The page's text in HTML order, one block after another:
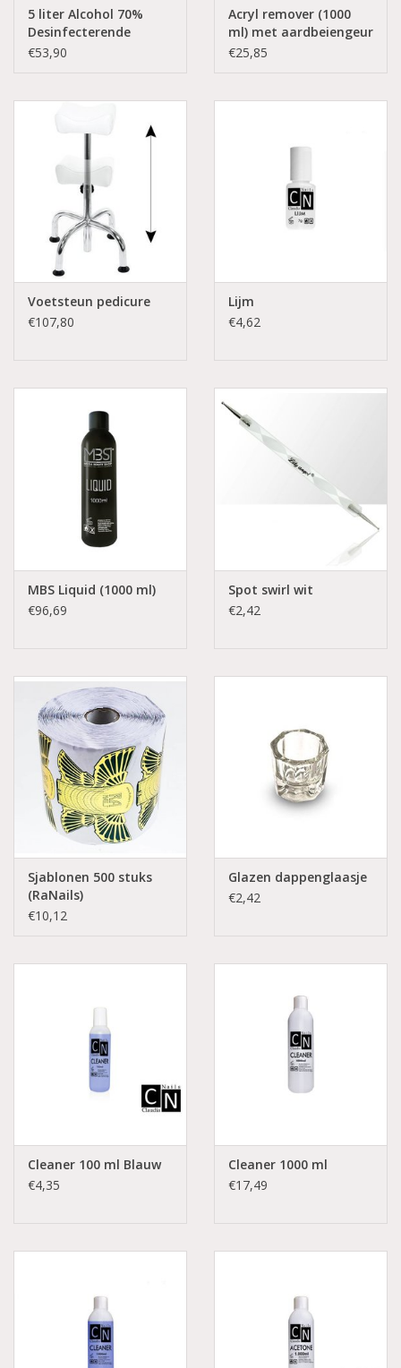
Sanita Klompen
5 liter Alcohol 70%
Desinfecterende
Vloeistof
€53,90
Acryl remover (1000
ml) met aardbeiengeur
€25,85
Voetsteun pedicure
€107,80
Lijm
€4,62
MBS Liquid (1000 ml)
€96,69
Spot swirl wit
€2,42
Sjablonen 500 stuks
(RaNails)
€10,12
Glazen dappenglaasje
€2,42
Cleaner 100 ml Blauw
€4,35
Cleaner 1000 ml
€17,49